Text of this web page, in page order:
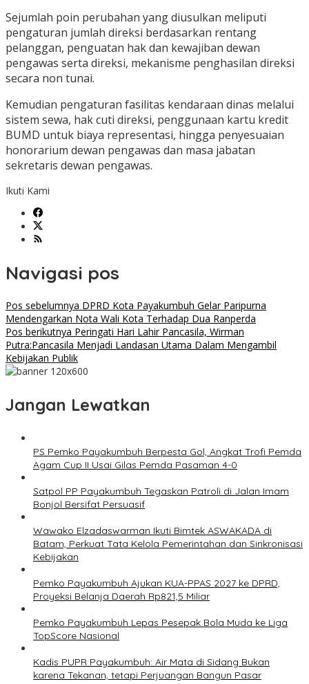
Sejumlah poin perubahan yang diusulkan meliputi
pengaturan jumlah direksi berdasarkan rentang
pelanggan, penguatan hak dan kewajiban dewan
pengawas serta direksi, mekanisme penghasilan direksi
secara non tunai.
Kemudian pengaturan fasilitas kendaraan dinas melalui
sistem sewa, hak cuti direksi, penggunaan kartu kredit
BUMD untuk biaya representasi, hingga penyesuaian
honorarium dewan pengawas dan masa jabatan
sekretaris dewan pengawas.
Ikuti Kami
Navigasi pos
Pos sebelumnya DPRD Kota Payakumbuh Gelar Paripurna
Mendengarkan Nota Wali Kota Terhadap Dua Ranperda
Pos berikutnya Peringati Hari Lahir Pancasila, Wirman
Putra:Pancasila Menjadi Landasan Utama Dalam Mengambil
Kebijakan Publik
Jangan Lewatkan
PS Pemko Payakumbuh Berpesta Gol, Angkat Trofi Pemda
Agam Cup II Usai Gilas Pemda Pasaman 4-0
Satpol PP Payakumbuh Tegaskan Patroli di Jalan Imam
Bonjol Bersifat Persuasif
Wawako Elzadaswarman Ikuti Bimtek ASWAKADA di
Batam, Perkuat Tata Kelola Pemerintahan dan Sinkronisasi
Kebijakan
Pemko Payakumbuh Ajukan KUA-PPAS 2027 ke DPRD,
Proyeksi Belanja Daerah Rp821,5 Miliar
Pemko Payakumbuh Lepas Pesepak Bola Muda ke Liga
TopScore Nasional
Kadis PUPR Payakumbuh: Air Mata di Sidang Bukan
karena Tekanan, tetapi Perjuangan Bangun Pasar